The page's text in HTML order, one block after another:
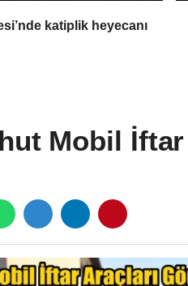
katiplik heyecanı
Mobil